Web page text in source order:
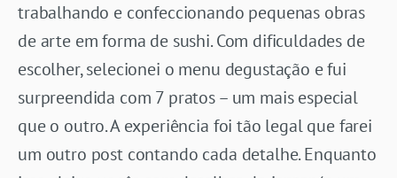
trabalhando e confeccionando pequenas obras
de arte em forma de sushi. Com dificuldades de
escolher, selecionei o menu degustação e fui
surpreendida com 7 pratos – um mais especial
que o outro. A experiência foi tão legal que farei
um outro post contando cada detalhe. Enquanto